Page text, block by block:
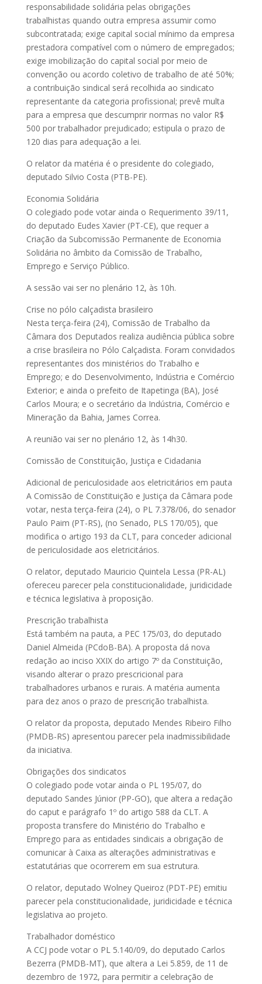
responsabilidade solidária pelas obrigações
trabalhistas quando outra empresa assumir como
subcontratada; exige capital social mínimo da empresa
prestadora compatível com o número de empregados;
exige imobilização do capital social por meio de
convenção ou acordo coletivo de trabalho de até 50%;
a contribuição sindical será recolhida ao sindicato
representante da categoria profissional; prevê multa
para a empresa que descumprir normas no valor R$
500 por trabalhador prejudicado; estipula o prazo de
120 dias para adequação a lei.
O relator da matéria é o presidente do colegiado,
deputado Silvio Costa (PTB-PE).
Economia Solidária
O colegiado pode votar ainda o Requerimento 39/11,
do deputado Eudes Xavier (PT-CE), que requer a
Criação da Subcomissão Permanente de Economia
Solidária no âmbito da Comissão de Trabalho,
Emprego e Serviço Público.
A sessão vai ser no plenário 12, às 10h.
Crise no pólo calçadista brasileiro
Nesta terça-feira (24), Comissão de Trabalho da
Câmara dos Deputados realiza audiência pública sobre
a crise brasileira no Pólo Calçadista. Foram convidados
representantes dos ministérios do Trabalho e
Emprego; e do Desenvolvimento, Indústria e Comércio
Exterior; e ainda o prefeito de Itapetinga (BA), José
Carlos Moura; e o secretário da Indústria, Comércio e
Mineração da Bahia, James Correa.
A reunião vai ser no plenário 12, às 14h30.
Comissão de Constituição, Justiça e Cidadania
Adicional de periculosidade aos eletricitários em pauta
A Comissão de Constituição e Justiça da Câmara pode
votar, nesta terça-feira (24), o PL 7.378/06, do senador
Paulo Paim (PT-RS), (no Senado, PLS 170/05), que
modifica o artigo 193 da CLT, para conceder adicional
de periculosidade aos eletricitários.
O relator, deputado Mauricio Quintela Lessa (PR-AL)
ofereceu parecer pela constitucionalidade, juridicidade
e técnica legislativa à proposição.
Prescrição trabalhista
Está também na pauta, a PEC 175/03, do deputado
Daniel Almeida (PCdoB-BA). A proposta dá nova
redação ao inciso XXIX do artigo 7º da Constituição,
visando alterar o prazo prescricional para
trabalhadores urbanos e rurais. A matéria aumenta
para dez anos o prazo de prescrição trabalhista.
O relator da proposta, deputado Mendes Ribeiro Filho
(PMDB-RS) apresentou parecer pela inadmissibilidade
da iniciativa.
Obrigações dos sindicatos
O colegiado pode votar ainda o PL 195/07, do
deputado Sandes Júnior (PP-GO), que altera a redação
do caput e parágrafo 1º do artigo 588 da CLT. A
proposta transfere do Ministério do Trabalho e
Emprego para as entidades sindicais a obrigação de
comunicar à Caixa as alterações administrativas e
estatutárias que ocorrerem em sua estrutura.
O relator, deputado Wolney Queiroz (PDT-PE) emitiu
parecer pela constitucionalidade, juridicidade e técnica
legislativa ao projeto.
Trabalhador doméstico
A CCJ pode votar o PL 5.140/09, do deputado Carlos
Bezerra (PMDB-MT), que altera a Lei 5.859, de 11 de
dezembro de 1972, para permitir a celebração de